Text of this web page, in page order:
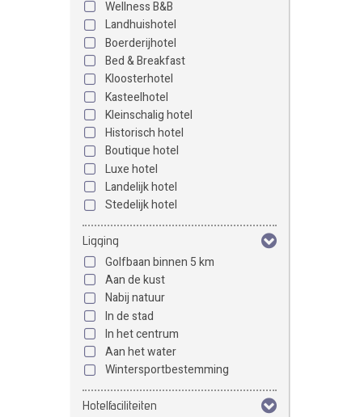
Wellness B&B
Landhuishotel
Boerderijhotel
Bed & Breakfast
Kloosterhotel
Kasteelhotel
Kleinschalig hotel
Historisch hotel
Boutique hotel
Luxe hotel
Landelijk hotel
Stedelijk hotel
Ligging
Golfbaan binnen 5 km
Aan de kust
Nabij natuur
In de stad
In het centrum
Aan het water
Wintersportbestemming
Hotelfaciliteiten